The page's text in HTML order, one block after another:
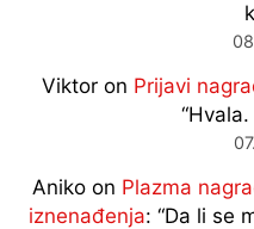
Viktoron Prijavi
“Hvala.
Anikoon Plazma
iznenađenja: “Da li se